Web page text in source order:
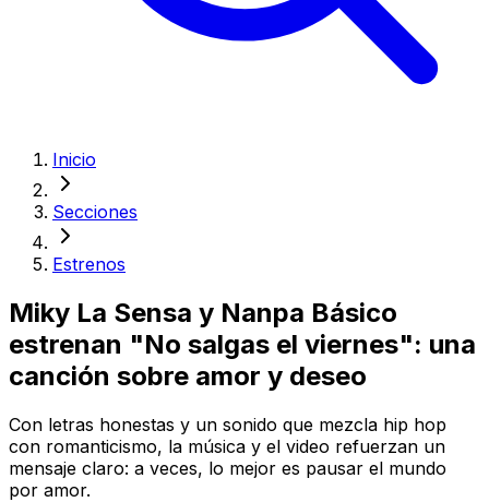
Inicio
Secciones
Estrenos
Miky La Sensa y Nanpa Básico
estrenan "No salgas el viernes": una
canción sobre amor y deseo
Con letras honestas y un sonido que mezcla hip hop
con romanticismo, la música y el video refuerzan un
mensaje claro: a veces, lo mejor es pausar el mundo
por amor.